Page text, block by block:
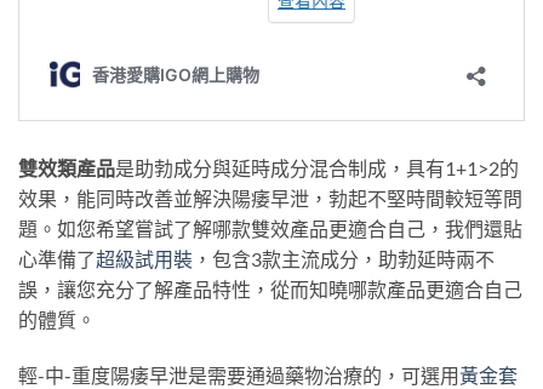
雙效類產品是助勃成分與延時成分混合制成，具有1+1>2的
效果，能同時改善並解決陽痿早泄，勃起不堅時間較短等問
題。如您希望嘗試了解哪款雙效產品更適合自己，我們還貼
心準備了超級試用裝 ，包含3款主流成分，助勃延時兩不
誤，讓您充分了解產品特性，從而知曉哪款產品更適合自己
的體質。
輕-中-重度陽痿早泄是需要通過藥物治療的，可選用 黃金套